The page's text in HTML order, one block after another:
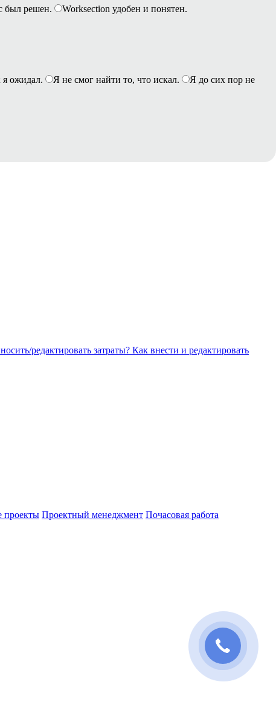
был решен. Worksection удобен и понятен.
я ожидал. Я не смог найти то, что искал.
Я до сих пор не
редактировать затраты? Как внести и редактировать
проекты Проектный менеджмент Почасовая работа